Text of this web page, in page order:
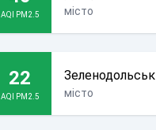
AQI PM2.5 місто
22
AQI PM2.5
Зеленодольськ
місто